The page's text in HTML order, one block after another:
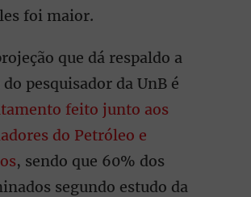
foi maior.
que dá respaldo a
pesquisador da UnB é
feito junto aos
do Petróleo e
, sendo que 60% dos
segundo estudo da